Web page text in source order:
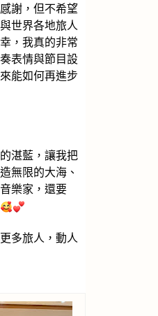
謝，但不希望
世界各地旅人
，我真的非常
表情與節目設
能如何再進步
湛藍，讓我把
無限的大海、
樂家，還要
多旅人，動人